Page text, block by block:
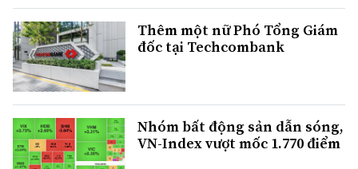
Thêm một nữ Phó Tổng Giám
đốc tại Techcombank
Nhóm bất động sản dẫn sóng,
VN-Index vượt mốc 1.770 điểm